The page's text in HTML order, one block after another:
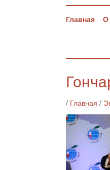
Главная О
/ Главная /